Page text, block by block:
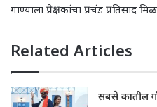
गाण्याला प्रेक्षकांचा प्रचंड प्रतिसाद
Related Articles
सबसे कातील